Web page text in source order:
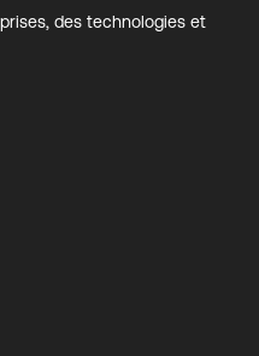
des technologies et